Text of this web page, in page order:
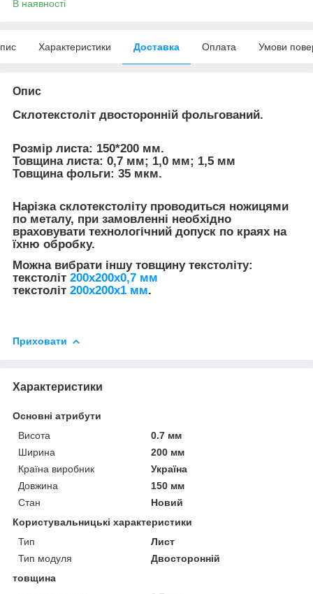
В наявності
Характеристики Доставка Оплата Умови
Опис
Склотекстоліт двосторонній фольгований.
Розмір листа: 150*200 мм.
Товщина листа: 0,7 мм; 1,0 мм; 1,5 мм
Товщина фольги: 35 мкм.
Нарізка склотекстоліту проводиться ножицями
по металу, при замовленні необхідно
враховувати технологічний допуск по краях на
їхню обробку.
Можна вибрати іншу товщину текстоліту:
текстоліт 200х200х0,7 мм
текстоліт 200х200х1 мм.
Приховати
Характеристики
Основні атрибути
Висота
0.7 мм
Ширина
200 мм
Країна виробник
Україна
Довжина
150 мм
Стан
Новий
Користувальницькі характеристики
Тип
Лист
Тип модуля
Двосторонній
товщина